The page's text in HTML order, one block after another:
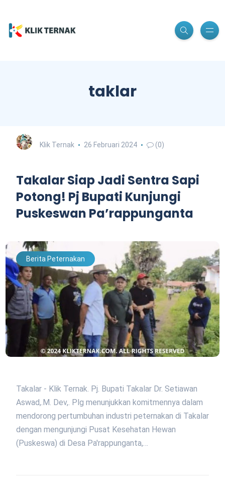
taklar
Klik Ternak 26 Februari 2024 (0)
Takalar Siap Jadi Sentra Sapi
Potong! Pj Bupati Kunjungi
Puskeswan Pa’rappunganta
Berita Peternakan
Takalar - Klik Ternak. Pj. Bupati Takalar Dr. Setiawan
Aswad,.M. Dev,. Plg menunjukkan komitmennya dalam
mendorong pertumbuhan industri peternakan di Takalar
dengan mengunjungi Pusat Kesehatan Hewan
(Puskeswa) di Desa Pa'rappunganta,…